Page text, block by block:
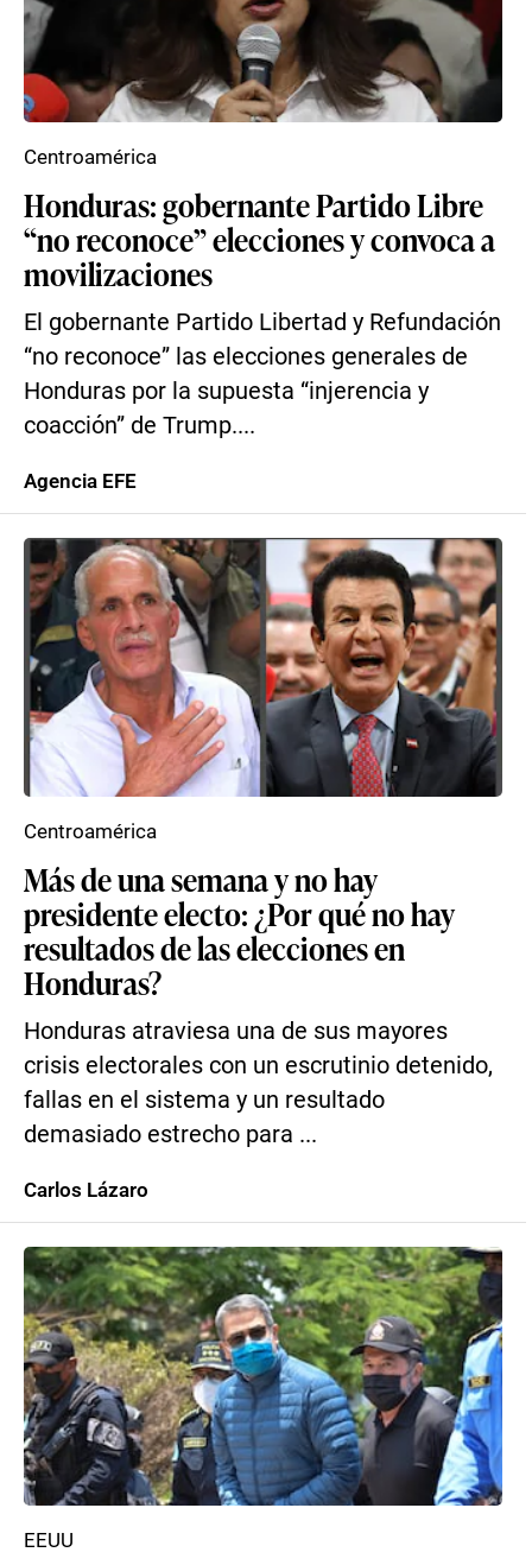
Honduras: gobernante Partido Libre
“no reconoce” elecciones y convoca a
movilizaciones
El gobernante Partido Libertad y Refundación
“no reconoce” las elecciones generales de
Honduras por la supuesta “injerencia y
coacción” de Trump....
Centroamérica
Agencia EFE
Más de una semana y no hay
presidente electo: ¿Por qué no hay
resultados de las elecciones en
Honduras?
Honduras atraviesa una de sus mayores
crisis electorales con un escrutinio detenido,
fallas en el sistema y un resultado
demasiado estrecho para ...
Centroamérica
Carlos Lázaro
EEUU